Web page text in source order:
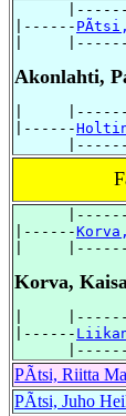
|------
|
Akonlahti,
|
|------
|------
|
Korva,
|
|------
PÃtsi, Riitta
PÃtsi, Juho